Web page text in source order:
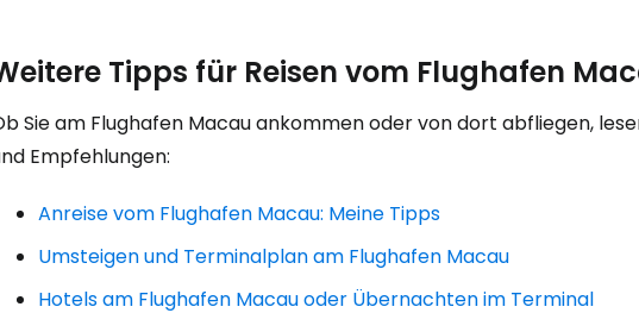
Tipps für Reisen vom Flughafen
Sie am Flughafen Macau ankommen oder von dort abfliegen,
Empfehlungen:
Anreise vom Flughafen Macau: Meine Tipps
Umsteigen und Terminalplan am Flughafen Macau
Hotels am Flughafen Macau oder Übernachten im Terminal